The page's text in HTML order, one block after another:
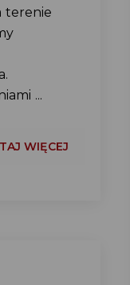
terenie
...
WIĘCEJ